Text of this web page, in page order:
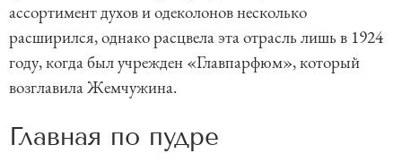
ассортимент духов и одеколонов несколько
расширился, однако расцвела эта отрасль лишь в 1924
году, когда был учрежден «Главпарфюм», который
возглавила Жемчужина.
Главная по пудре